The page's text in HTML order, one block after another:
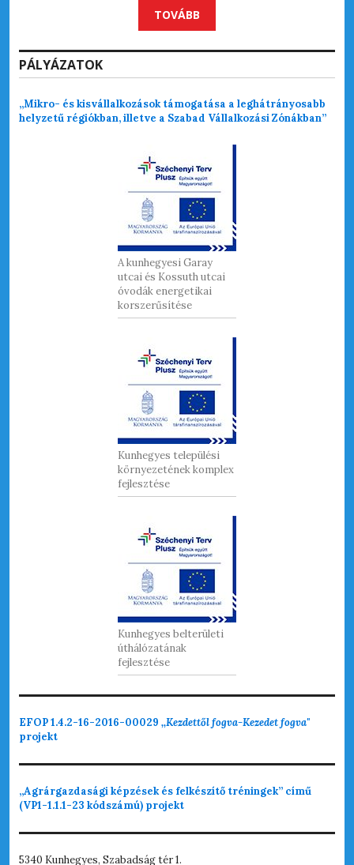
TOVÁBB
PÁLYÁZATOK
„Mikro- és kisvállalkozások támogatása a leghátrányosabb
helyzetű régiókban, illetve a Szabad Vállalkozási Zónákban”
A kunhegyesi Garay
utcai és Kossuth utcai
óvodák energetikai
korszerűsítése
Kunhegyes települési
környezetének komplex
fejlesztése
Kunhegyes belterületi
úthálózatának
fejlesztése
EFOP 1.4.2-16-2016-00029 ,,Kezdettől fogva-Kezedet fogva"
projekt
„Agrárgazdasági képzések és felkészítő tréningek” című
(VP1-1.1.1-23 kódszámú) projekt
5340 Kunhegyes, Szabadság tér 1.